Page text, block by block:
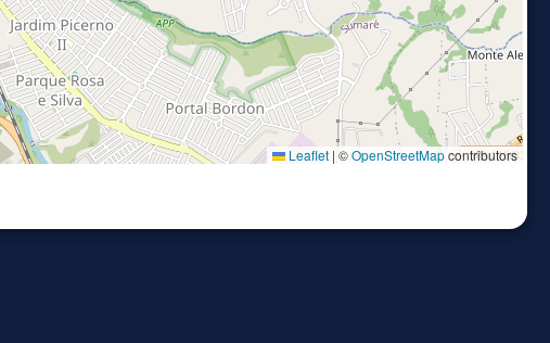
Leaflet | ©OpenStreetMapcontributors